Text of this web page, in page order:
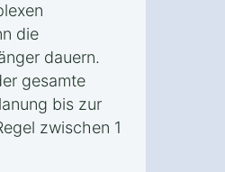
die
dauern.
gesamte
bis zur
zwischen 1